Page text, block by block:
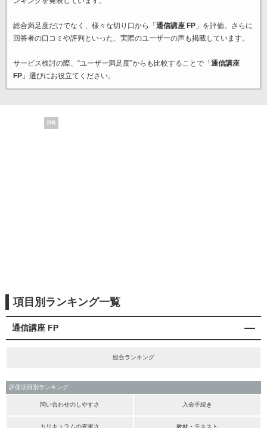
総合満足度だけでなく、様々な切り口から「 通信講座 FP」を評価。さらに
回答者の口コミや評判といった、実際のユーザーの声も掲載しています。
サービス検討の際、“ユーザー満足度”からも比較することで「 通信講座
FP」選びにお役立てください。
PR
項目別ランキング一覧
通信講座 FP
総合ランキング
評価項目別ランキング
問い合わせのしやすさ 入会手続き
カリキュラムの充実さ 教材・テキスト